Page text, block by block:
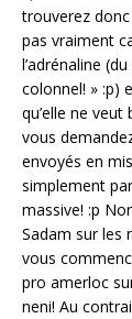
trouverez
pas vraiment
l’adrénaline
colonnel! » :p)
qu’elle ne
vous
envoyés en
simplement
massive! :p
Sadam sur les
vous
pro amerloc
neni! Au